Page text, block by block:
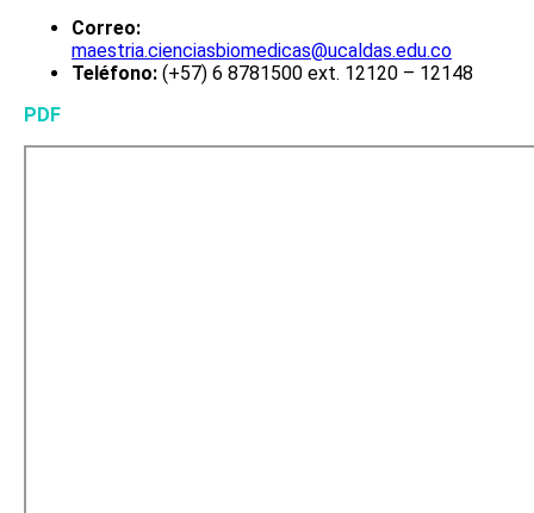
Correo:
maestria.cienciasbiomedicas@ucaldas.edu.co
Teléfono: (+57) 6 8781500 ext. 12120 – 12148
PDF